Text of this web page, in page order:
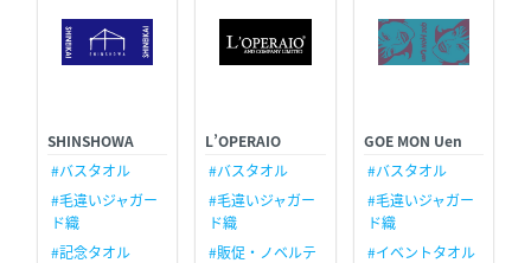
SHINSHOWA
#バスタオル
#毛違いジャガー
ド織
#記念タオル
L’OPERAIO
#バスタオル
#毛違いジャガー
ド織
#販促・ノベルテ
GOE MON Uen
#バスタオル
#毛違いジャガー
ド織
#イベントタオル